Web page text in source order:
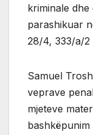
kriminale
parashikuar
28/4, 333/a/2
Samuel
veprave
mjeteve